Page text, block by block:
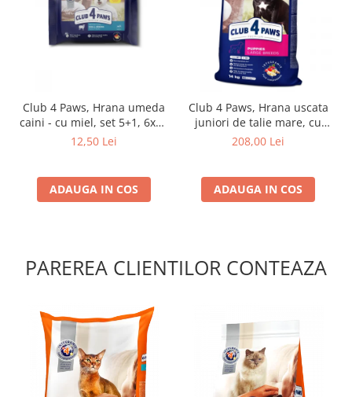
Club 4 Paws, Hrana umeda
caini - cu miel, set 5+1, 6x80
g
12,50 Lei
ADAUGA IN COS
Club 4 Paws, Hrana uscata
juniori de talie mare, cu
pui, 14kg
208,00 Lei
ADAUGA IN COS
PAREREA CLIENTILOR CONTEAZA